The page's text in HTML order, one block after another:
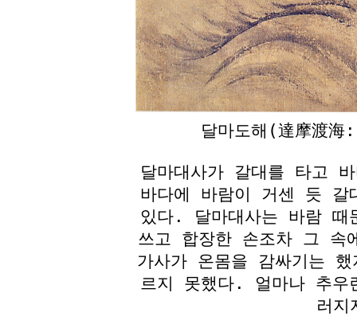
달마도해(達摩渡
달마대사가 갈대를 타고
바다에 바람이 거센 듯 갈
있다. 달마대사는 바람 때
쓰고 합장한 손조차 그 속
가사가 온몸을 감싸기는
르지 못했다. 얼마나 추우
러